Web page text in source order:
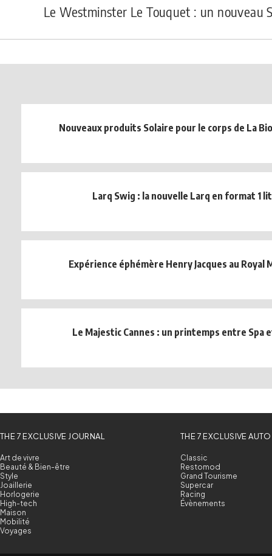
Le Westminster Le Touquet : un nouveau
Nouveaux produits Solaire pour le corps de La
Larq Swig : la nouvelle Larq en format 1
Expérience éphémère Henry Jacques au Royal
Le Majestic Cannes : un printemps entre Spa
THE 7 EXCLUSIVE JOURNAL
Art de vivre
Beauté & Bien-être
Style
Joaillerie
Horlogerie
High-tech
Maison
Mobilité
Voyages
THE 7 EXCLUSIVE AUTO
Classic
Restomod
Grand Tourisme
Supercar
Racing
Évènements